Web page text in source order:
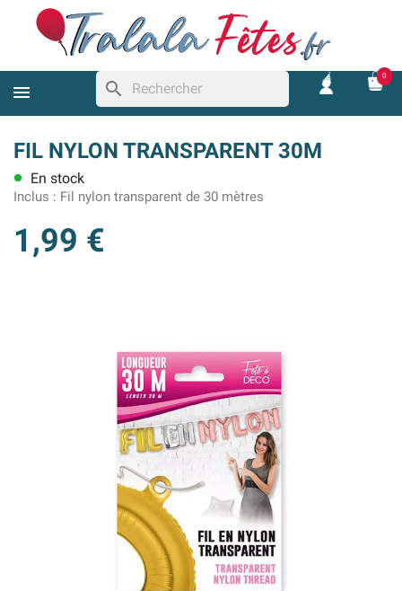
search
0
FIL NYLON TRANSPARENT 30M
lens En stock
Inclus : Fil nylon transparent de 30 mètres
1,99 €